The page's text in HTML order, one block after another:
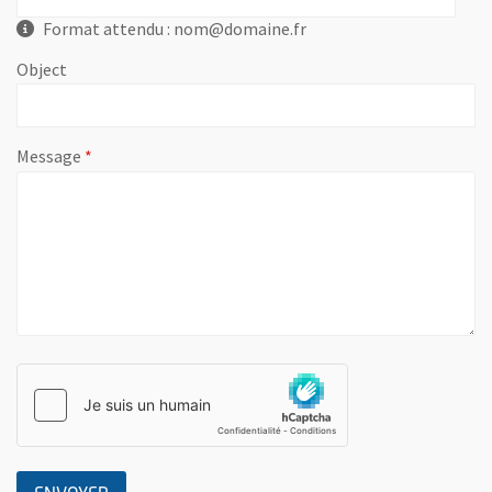
Format attendu : nom@domaine.fr
Object
Message , champ obligatoire